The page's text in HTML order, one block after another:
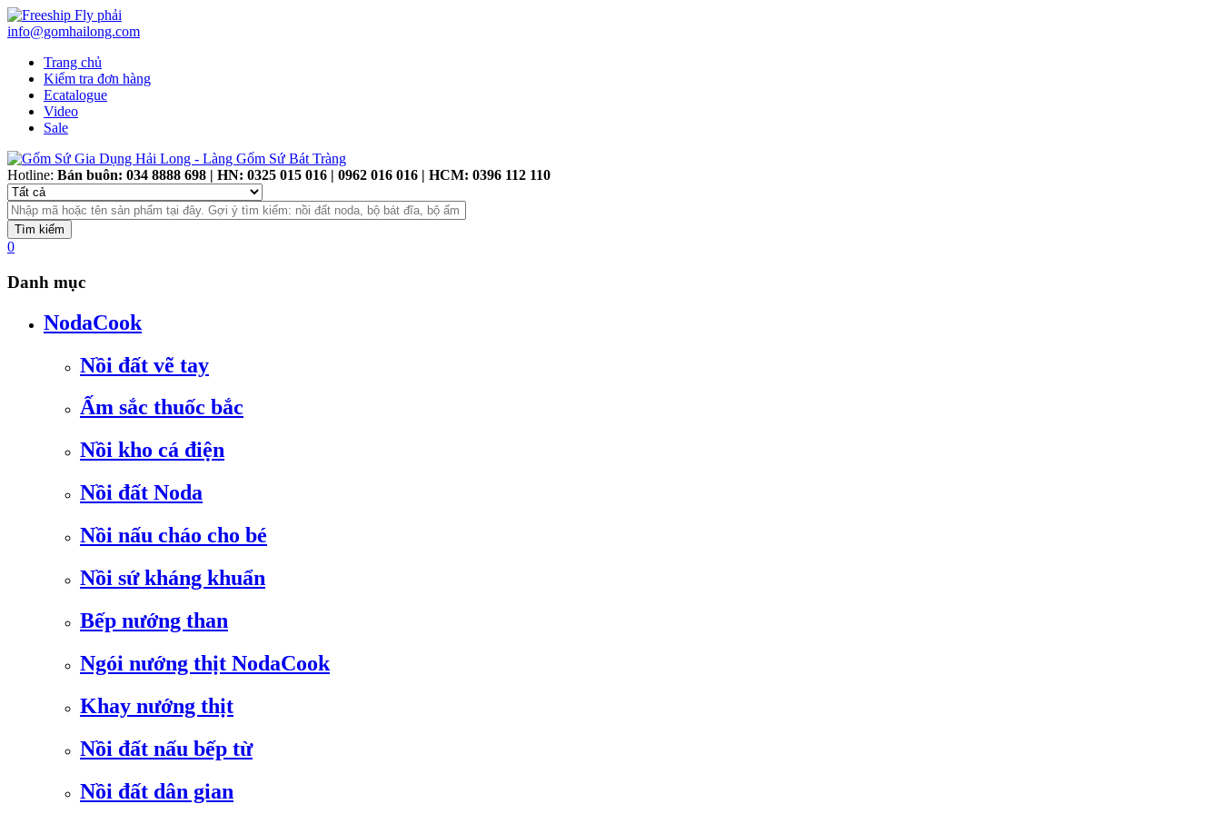
info@gomhailong.com
Trang chủ
Kiểm tra đơn hàng
Ecatalogue
Video
Sale
Hotline: Bán buôn: 034 8888 698 | HN: 0325 015 016 | 0962 016 016 | HCM: 0396 112 110
0
Danh mục
NodaCook
Nồi đất vẽ tay
Ấm sắc thuốc bắc
Nồi kho cá điện
Nồi đất Noda
Nồi nấu cháo cho bé
Nồi sứ kháng khuẩn
Bếp nướng than
Ngói nướng thịt NodaCook
Khay nướng thịt
Nồi đất nấu bếp từ
Nồi đất dân gian